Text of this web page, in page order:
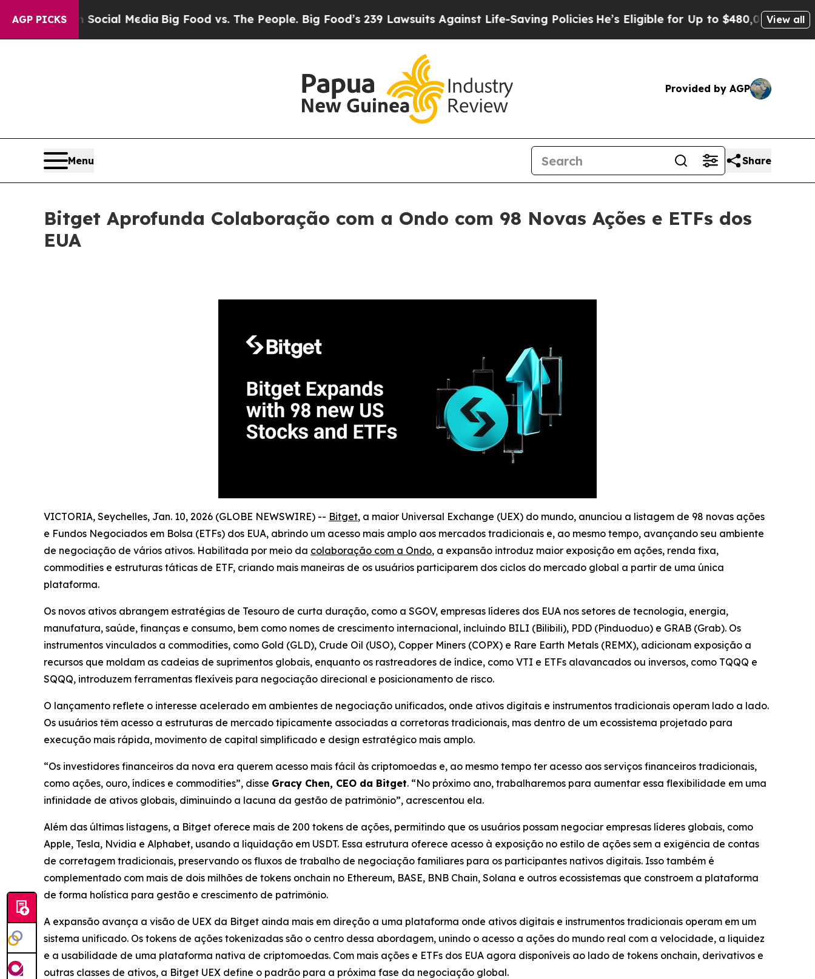
AGP PICKS
on Social MediaBig Food vs. The People. Big Food’s 239 Lawsuits Against Life-Saving PoliciesHe’s Eligible for Up to $480,000 After Being
View all
Provided by AGP
Menu Share
Bitget Aprofunda Colaboração com a Ondo com 98 Novas Ações e ETFs dos
EUA
VICTORIA, Seychelles, Jan. 10, 2026 (GLOBE NEWSWIRE) -- Bitget, a maior Universal Exchange (UEX) do mundo, anunciou a listagem de 98 novas ações
e Fundos Negociados em Bolsa (ETFs) dos EUA, abrindo um acesso mais amplo aos mercados tradicionais e, ao mesmo tempo, avançando seu ambiente
de negociação de vários ativos. Habilitada por meio da colaboração com a Ondo, a expansão introduz maior exposição em ações, renda fixa,
commodities e estruturas táticas de ETF, criando mais maneiras de os usuários participarem dos ciclos do mercado global a partir de uma única
plataforma.
Os novos ativos abrangem estratégias de Tesouro de curta duração, como a SGOV, empresas líderes dos EUA nos setores de tecnologia, energia,
manufatura, saúde, finanças e consumo, bem como nomes de crescimento internacional, incluindo BILI (Bilibili), PDD (Pinduoduo) e GRAB (Grab). Os
instrumentos vinculados a commodities, como Gold (GLD), Crude Oil (USO), Copper Miners (COPX) e Rare Earth Metals (REMX), adicionam exposição a
recursos que moldam as cadeias de suprimentos globais, enquanto os rastreadores de índice, como VTI e ETFs alavancados ou inversos, como TQQQ e
SQQQ, introduzem ferramentas flexíveis para negociação direcional e posicionamento de risco.
O lançamento reflete o interesse acelerado em ambientes de negociação unificados, onde ativos digitais e instrumentos tradicionais operam lado a lado.
Os usuários têm acesso a estruturas de mercado tipicamente associadas a corretoras tradicionais, mas dentro de um ecossistema projetado para
execução mais rápida, movimento de capital simplificado e design estratégico mais amplo.
“Os investidores financeiros da nova era querem acesso mais fácil às criptomoedas e, ao mesmo tempo ter acesso aos serviços financeiros tradicionais,
como ações, ouro, índices e commodities”, disse Gracy Chen, CEO da Bitget. “No próximo ano, trabalharemos para aumentar essa flexibilidade em uma
infinidade de ativos globais, diminuindo a lacuna da gestão de patrimônio”, acrescentou ela.
Além das últimas listagens, a Bitget oferece mais de 200 tokens de ações, permitindo que os usuários possam negociar empresas líderes globais, como
Apple, Tesla, Nvidia e Alphabet, usando a liquidação em USDT. Essa estrutura oferece acesso à exposição no estilo de ações sem a exigência de contas
de corretagem tradicionais, preservando os fluxos de trabalho de negociação familiares para os participantes nativos digitais. Isso também é
complementado com mais de dois milhões de tokens onchain no Ethereum, BASE, BNB Chain, Solana e outros ecossistemas que constroem a plataforma
de forma holística para gestão e crescimento de patrimônio.
A expansão avança a visão de UEX da Bitget ainda mais em direção a uma plataforma onde ativos digitais e instrumentos tradicionais operam em um
sistema unificado. Os tokens de ações tokenizadas são o centro dessa abordagem, unindo o acesso a ações do mundo real com a velocidade, a liquidez
e a usabilidade de uma plataforma nativa de criptomoedas. Com mais ações e ETFs dos EUA agora disponíveis ao lado de tokens onchain, derivativos e
outras classes de ativos, a Bitget UEX define o padrão para a próxima fase da negociação global.